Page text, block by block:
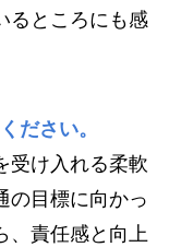
るところにも感
ださい。
受け入れる柔軟
の目標に向かっ
、責任感と向上